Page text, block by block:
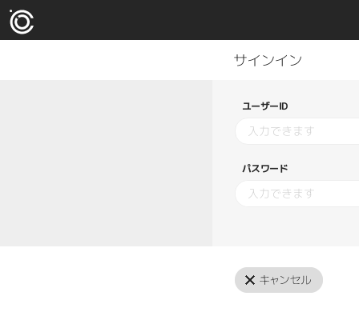
ユーザーID
パスワード